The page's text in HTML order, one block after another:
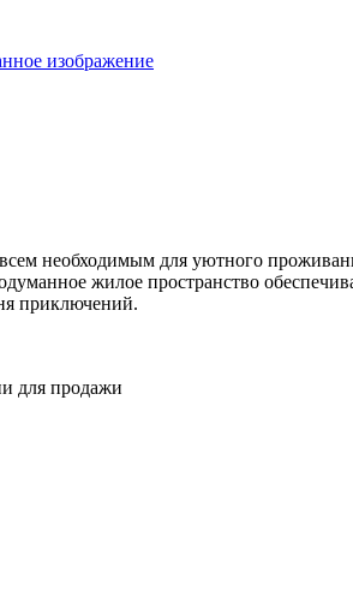
необходимым для уютного
жилое пространство
приключений.
для продажи